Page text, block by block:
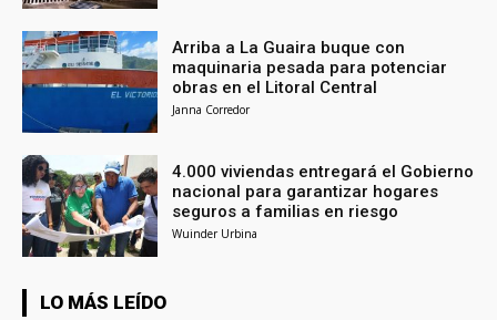
Arriba a La Guaira buque con
maquinaria pesada para potenciar
obras en el Litoral Central
Janna Corredor
4.000 viviendas entregará el Gobierno
nacional para garantizar hogares
seguros a familias en riesgo
Wuinder Urbina
LO MÁS LEÍDO